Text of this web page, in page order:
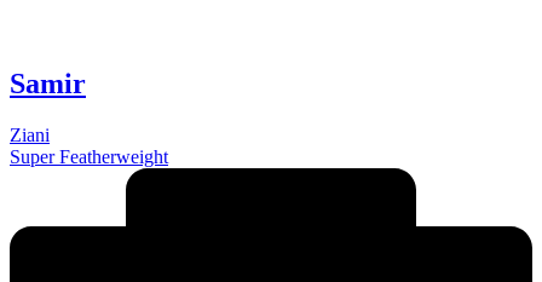
Samir
Ziani
Super Featherweight